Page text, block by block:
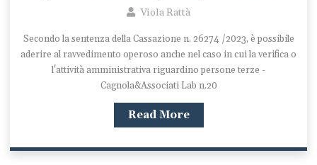
Viola Rattà
Secondo la sentenza della Cassazione n. 26274 /2023, è possibile
aderire al ravvedimento operoso anche nel caso in cui la verifica o
l'attività amministrativa riguardino persone terze -
Cagnola&Associati Lab n.20
Read More